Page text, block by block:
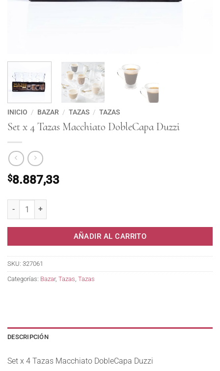
INICIO / BAZAR / TAZAS / TAZAS
Set x 4 Tazas Macchiato DobleCapa Duzzi
$8.887,33
AÑADIR AL CARRITO
SKU: 327061
Categorías: Bazar, Tazas, Tazas
DESCRIPCIÓN
Set x 4 Tazas Macchiato DobleCapa Duzzi